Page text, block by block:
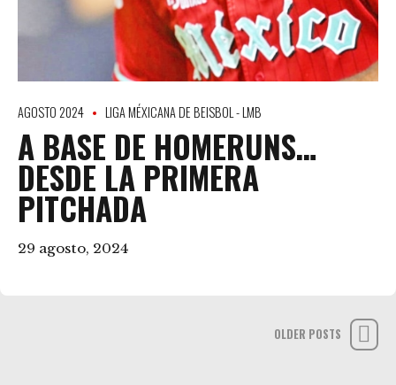
AGOSTO 2024 LIGA MÉXICANA DE BEISBOL - LMB
A BASE DE HOMERUNS…
DESDE LA PRIMERA
PITCHADA
29 agosto, 2024
OLDER POSTS